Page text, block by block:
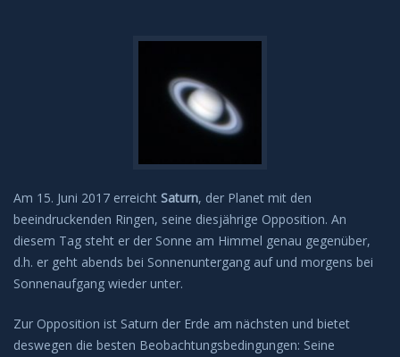
Am 15. Juni 2017 erreicht Saturn, der Planet mit den
beeindruckenden Ringen, seine diesjährige Opposition. An
diesem Tag steht er der Sonne am Himmel genau gegenüber,
d.h. er geht abends bei Sonnenuntergang auf und morgens bei
Sonnenaufgang wieder unter.
Zur Opposition ist Saturn der Erde am nächsten und bietet
deswegen die besten Beobachtungsbedingungen: Seine